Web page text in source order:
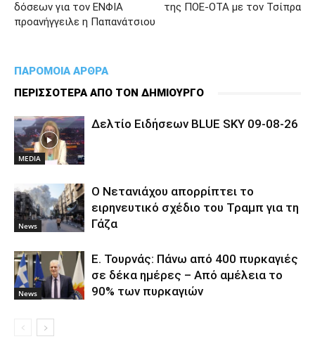
δόσεων για τον ΕΝΦΙΑ
προανήγγειλε η Παπανάτσιου
της ΠΟΕ-ΟΤΑ με τον Τσίπρα
ΠΑΡΟΜΟΙΑ ΑΡΘΡΑ
ΠΕΡΙΣΣΟΤΕΡΑ ΑΠΟ ΤΟΝ ΔΗΜΙΟΥΡΓΟ
MEDIA
Δελτίο Ειδήσεων BLUE SKY 09-08-26
News
Ο Νετανιάχου απορρίπτει το
ειρηνευτικό σχέδιο του Τραμπ για τη
Γάζα
News
Ε. Τουρνάς: Πάνω από 400 πυρκαγιές
σε δέκα ημέρες – Από αμέλεια το
90% των πυρκαγιών